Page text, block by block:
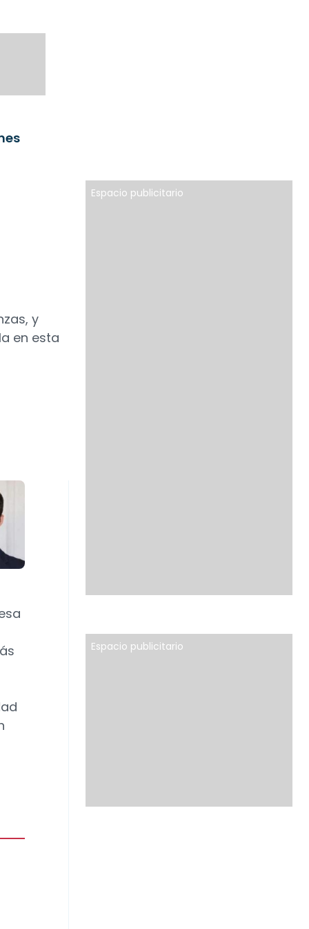
y
en esta
Espacio publicitario
Espacio publicitario